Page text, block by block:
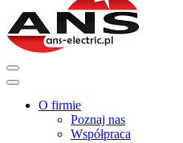
O firmie
Poznaj nas
Współpraca